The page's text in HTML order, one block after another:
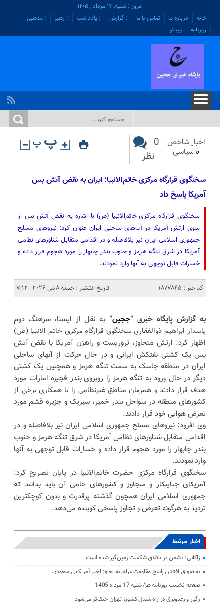
امروز : شنبه, ۱۷ مرداد , ۱۴۰۵
خانه
درباره ما تماس با ما : گزارش : یادداشت : رهبر
: مذهبی
روزنامه
ویدئو
اخبار شاخص
« سیاسی
0
نظر
سخنگوی قرارگاه مرکزی خاتم‌الانبیا: ایران به نقض آتش بس
آمریکا پاسخ داد
سخنگوی قرارگاه مرکزی خاتم‌الانبیا (ص) با اشاره به نقض آتش بس از
سوی ارتش آمریکا در آب‌های ساحلی ایران عنوان کرد: نیروهای مسلح
جمهوری اسلامی ایران نیز بلافاصله و در اقدامی متقابل شناورهای نظامی
آمریکا در شرق تنگه هرمز و جنوب بندر چابهار را مورد هجوم قرار داده و
خسارات قابل توجهی به‌ آنها وارد نمودند.
کد خبر : 1877845 تاریخ انتشار : جمعه 8 می 2026 - 7:12
به گزارش پایگاه خبری “ججین” به نقل از ایسنا، سرهنگ دوم
پاسدار ابراهیم ذوالفقاری سخنگوی قرارگاه مرکزی خاتم الانبیا (ص)
اظهار کرد: ارتش متجاوز، تروریست و راهزن آمریکا با نقض آتش
بس یک کشتی نفتکش ایرانی و در حال حرکت از آبهای ساحلی
ایران در منطقه جاسک به سمت تنگه هرمز و همچنین یک کشتی
دیگر در حال ورود به تنگه هرمز را روبروی بندر فجیره امارات مورد
هدف قرار دادند و همزمان مناطق غیرنظامی را با همکاری برخی از
کشورهای منطقه در سواحل بندر خمیر، سیریک و جزیره قشم مورد
تعرض هوایی خود قرار دادند.
وی افزود: نیروهای مسلح جمهوری اسلامی ایران نیز بلافاصله و در
اقدامی متقابل شناورهای نظامی آمریکا در شرق تنگه هرمز و جنوب
بندر چابهار را مورد هجوم قرار داده و خسارات قابل توجهی به‌ آنها
وارد نمودند.
سخنگوی قرارگاه مرکزی حضرت خاتم‌الانبیا در پایان تصریح کرد:
آمریکای جنایتکار و متجاوز و کشورهای حامی آن باید بدانند که
جمهوری اسلامی ایران همچون گذشته پرقدرت و بدون کوچکترین
تردید به هرگونه تعرض و تجاوز پاسخی کوبنده می‌دهد.
اخبار مرتبط
زاکانی: دشمن در باتلاق شکست زمین‌گیر شده است
به تعویق افتادن پاسخ مقاومت عراق به تجاوز اخیر آمریکایی سعودی
صفحه نخست روزنامه ها/ شنبه 17 مرداد 1405
رگبار و رعدوبرق در راه شمال کشور؛ تهران خنک‌تر می‌شود